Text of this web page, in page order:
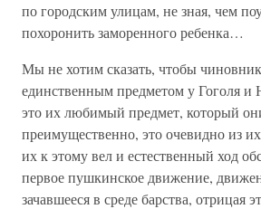
по городским улицам, не зная, чем
похоронить заморенного ребенка…
Мы не хотим сказать, чтобы
единственным предметом у Гоголя и
это их любимый предмет, который
преимущественно, это очевидно из
их к этому вел и естественный ход
первое пушкинское движение,
зачавшееся в среде барства, отрицая